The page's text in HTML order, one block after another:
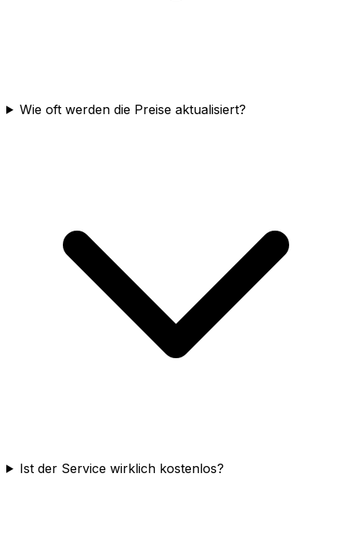
Wie oft werden die Preise aktualisiert?
Ist der Service wirklich kostenlos?